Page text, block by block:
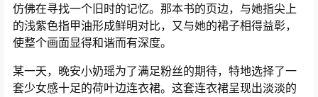
仿佛在寻找一个旧时的记忆。那本书的页边，与她指尖上
的浅紫色指甲油形成鲜明对比，又与她的裙子相得益彰，
使整个画面显得和谐而有深度。
某一天，晚安小奶瑶为了满足粉丝的期待，特地选择了一
套少女感十足的荷叶边连衣裙。这套连衣裙呈现出淡淡的